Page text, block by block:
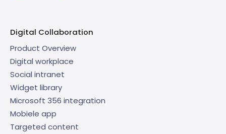
Digital Collaboration
Product Overview
Digital workplace
Social intranet
Widget library
Microsoft 356 integration
Mobiele app
Targeted content